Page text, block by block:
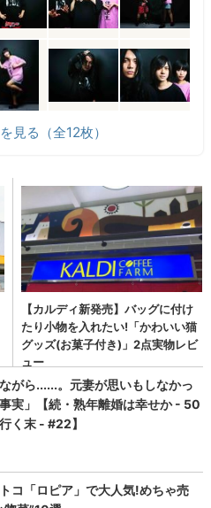
見る（全12枚）